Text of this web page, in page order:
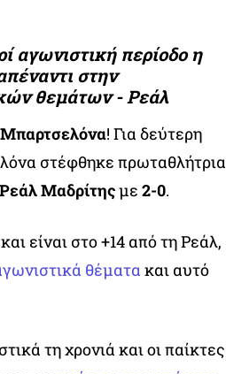
αγωνιστική περίοδο η
στην
θεμάτων - Ρεάλ
Μπαρτσελόνα! Για δεύτερη
στέφθηκε πρωταθλήτρια
Ρεάλ Μαδρίτηςμε 2-0.
είναι στο +14 από τη Ρεάλ,
θέματα και αυτό
τη χρονιά και οι παίκτες